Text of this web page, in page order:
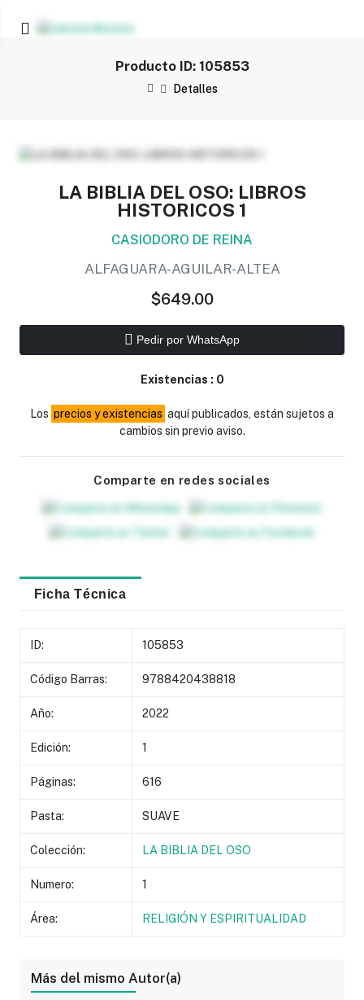
Producto ID: 105853
Detalles
LA BIBLIA DEL OSO: LIBROS
HISTORICOS 1
CASIODORO DE REINA
ALFAGUARA-AGUILAR-ALTEA
$649.00
Pedir por WhatsApp
Existencias : 0
Los precios y existencias aquí publicados, están sujetos a
cambios sin previo aviso.
Comparte en redes sociales
Ficha Técnica
ID: 105853
Código Barras: 9788420438818
Año: 2022
Edición: 1
Páginas: 616
Pasta: SUAVE
Colección: LA BIBLIA DEL OSO
Numero: 1
Área: RELIGIÓN Y ESPIRITUALIDAD
Más del mismo Autor(a)